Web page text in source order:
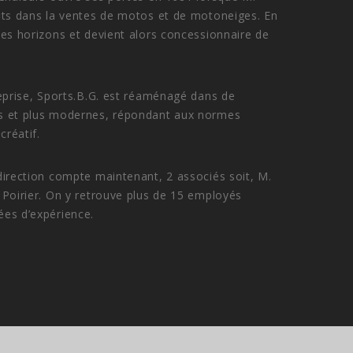
dans la ventes de motos et de motoneiges. En
horizons et devient alors concessionnaire de
Sports.B.G. est réaménagé dans de
et plus modernes, répondant aux normes
compte maintenant, 2 associés soit, M.
On y retrouve plus de 15 employés
d’expérience.